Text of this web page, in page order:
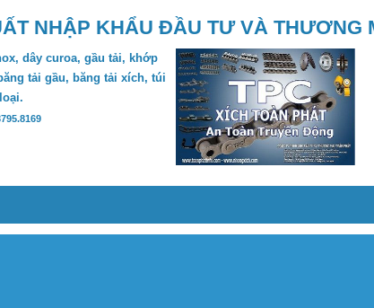
NHẬP KHẨU ĐẦU TƯ VÀ THƯƠNG
dây curoa, gầu tải, khớp
tải gầu, băng tải xích, túi